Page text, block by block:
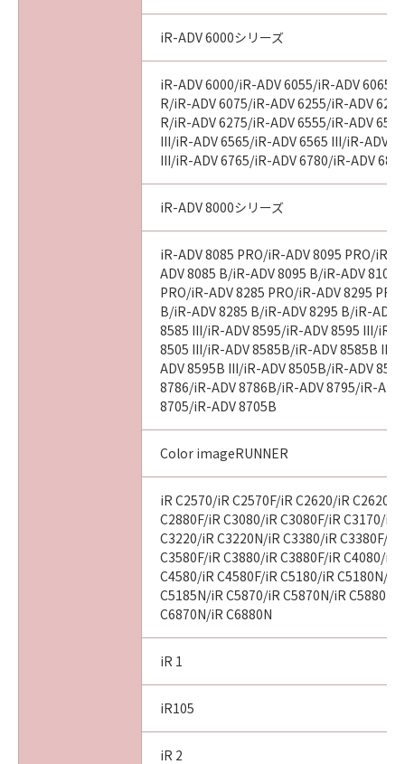
iR-ADV 6000シリーズ
iR-ADV 6000/iR-ADV 6055/iR-ADV 6065/
R/iR-ADV 6075/iR-ADV 6255/iR-ADV
R/iR-ADV 6275/iR-ADV 6555/iR-ADV
III/iR-ADV 6565/iR-ADV 6565 III/iR-ADV
III/iR-ADV 6765/iR-ADV 6780/iR-ADV
iR-ADV 8000シリーズ
iR-ADV 8085 PRO/iR-ADV 8095 PRO/iR-
ADV 8085 B/iR-ADV 8095 B/iR-ADV 8105
PRO/iR-ADV 8285 PRO/iR-ADV 8295
B/iR-ADV 8285 B/iR-ADV 8295 B/iR-ADV
8585 III/iR-ADV 8595/iR-ADV 8595 III/iR-
8505 III/iR-ADV 8585B/iR-ADV 8585B III/
ADV 8595B III/iR-ADV 8505B/iR-ADV
8786/iR-ADV 8786B/iR-ADV 8795/iR-
8705/iR-ADV 8705B
Color imageRUNNER
iR C2570/iR C2570F/iR C2620/iR
C2880F/iR C3080/iR C3080F/iR C3170/iR
C3220/iR C3220N/iR C3380/iR C3380F/iR
C3580F/iR C3880/iR C3880F/iR C4080/iR
C4580/iR C4580F/iR C5180/iR C5180N/iR
C5185N/iR C5870/iR C5870N/iR C5880N/
C6870N/iR C6880N
iR 1
iR105
iR 2